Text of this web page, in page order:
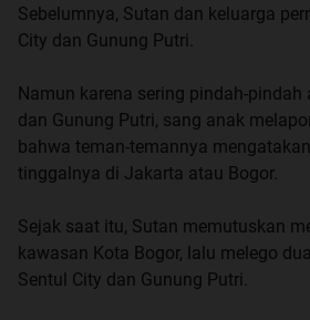
Sebelumnya, Sutan dan keluarga
City dan Gunung Putri.
Namun karena sering pindah-pindah
dan Gunung Putri, sang anak
bahwa teman-temannya
tinggalnya di Jakarta atau Bogor.
Sejak saat itu, Sutan memutuskan
kawasan Kota Bogor, lalu melego
Sentul City dan Gunung Putri.